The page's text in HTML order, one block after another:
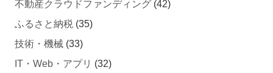
ふるさと納税 (35)
技術・機械(33)
IT・Web・アプリ
その他(19)